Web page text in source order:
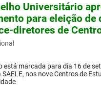
Universitário
para eleição de
diretores de
está marcada para dia 16 de
SAELE, nos nove Centros de